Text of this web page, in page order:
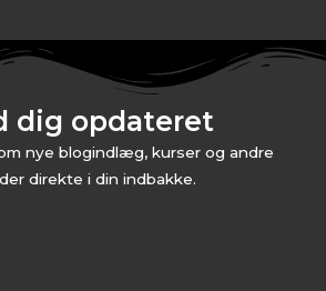
dig opdateret
nye blogindlæg, kurser og andre
direkte i din indbakke.